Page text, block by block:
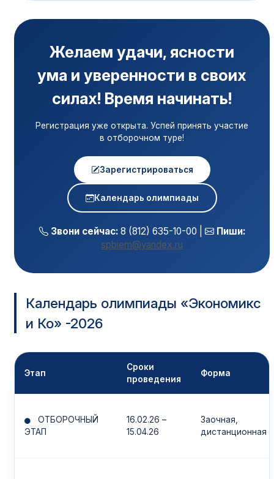
Желаем удачи, ясности
ума и уверенности в своих
силах! Время начинать!
Регистрация уже открыта. Успей принять участие
в отборочном туре!
Зарегистрироваться
Календарь олимпиады
Звони сейчас:8 (812) 635-10-00 |
Пиши:
spbiem@yandex.ru
Календарь олимпиады «Экономикс
и Ко» -2026
Этап
Сроки
проведения
Форма
ОТБОРОЧНЫЙ
ЭТАП
16.02.26 –
15.04.26
Заочная,
дистанционная